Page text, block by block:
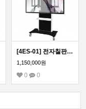
[4ES-01] 전자칠판 대형 모니터 스탠드 거치대(주문제작)문의 1599-0479
1,150,000원
0 0